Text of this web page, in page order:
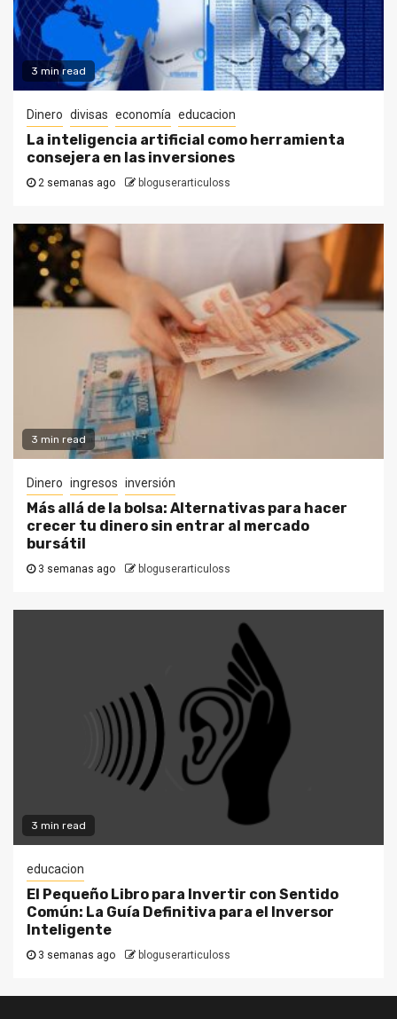
3 min read
Dinero divisas economía educacion
La inteligencia artificial como herramienta
consejera en las inversiones
2 semanas ago bloguserarticuloss
3 min read
Dinero ingresos inversión
Más allá de la bolsa: Alternativas para hacer
crecer tu dinero sin entrar al mercado
bursátil
3 semanas ago bloguserarticuloss
3 min read
educacion
El Pequeño Libro para Invertir con Sentido
Común: La Guía Definitiva para el Inversor
Inteligente
3 semanas ago bloguserarticuloss